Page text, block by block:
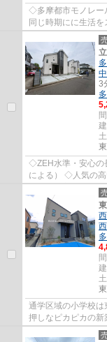
◇多摩都市モノレー
同じ時期にに生活
4LDK+駐車2台分！
3
◇ZEH水準・安心の
による） ◇人気の
ど収納豊富 ◇南向き
通学区域の小学校
押しなピカピカの
です！こちらの土